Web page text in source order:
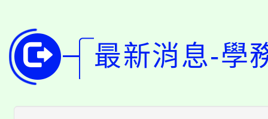
版
公告本校115學年度第
代理(課)教師甄選結果(
「2026金融保險知識
車」活動
桃園市115學年度學生
最新消息-學